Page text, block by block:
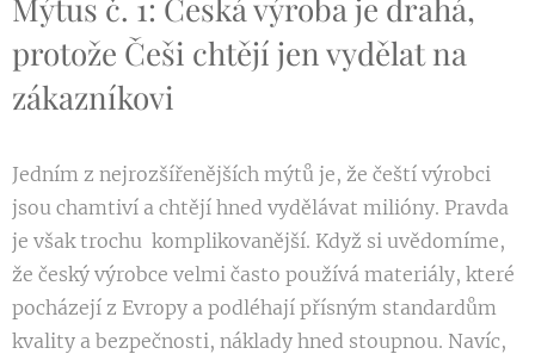
Mýtus č. 1: Česká výroba je drahá,
protože Češi chtějí jen vydělat na
zákazníkovi
Jedním z nejrozšířenějších mýtů je, že čeští výrobci
jsou chamtiví a chtějí hned vydělávat milióny. Pravda
je však trochu komplikovanější. Když si uvědomíme,
že český výrobce velmi často používá materiály, které
pocházejí z Evropy a podléhají přísným standardům
kvality a bezpečnosti, náklady hned stoupnou. Navíc,